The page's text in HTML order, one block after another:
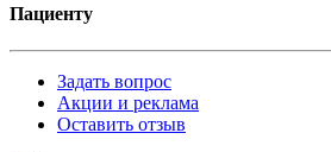
Пациенту
Задать вопрос
Акции и реклама
Оставить отзыв